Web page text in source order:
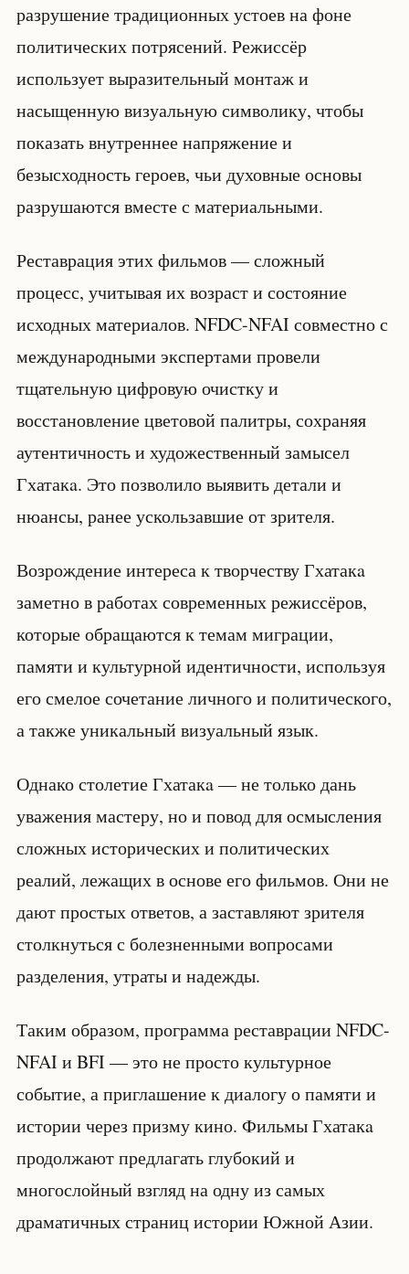
разрушение традиционных устоев на фоне
политических потрясений. Режиссёр
использует выразительный монтаж и
насыщенную визуальную символику, чтобы
показать внутреннее напряжение и
безысходность героев, чьи духовные основы
разрушаются вместе с материальными.
Реставрация этих фильмов — сложный
процесс, учитывая их возраст и состояние
исходных материалов. NFDC-NFAI совместно с
международными экспертами провели
тщательную цифровую очистку и
восстановление цветовой палитры, сохраняя
аутентичность и художественный замысел
Гхатакa. Это позволило выявить детали и
нюансы, ранее ускользавшие от зрителя.
Возрождение интереса к творчеству Гхатакa
заметно в работах современных режиссёров,
которые обращаются к темам миграции,
памяти и культурной идентичности, используя
его смелое сочетание личного и политического,
а также уникальный визуальный язык.
Однако столетие Гхатакa — не только дань
уважения мастеру, но и повод для осмысления
сложных исторических и политических
реалий, лежащих в основе его фильмов. Они не
дают простых ответов, а заставляют зрителя
столкнуться с болезненными вопросами
разделения, утраты и надежды.
Таким образом, программа реставрации NFDC-
NFAI и BFI — это не просто культурное
событие, а приглашение к диалогу о памяти и
истории через призму кино. Фильмы Гхатакa
продолжают предлагать глубокий и
многослойный взгляд на одну из самых
драматичных страниц истории Южной Азии.